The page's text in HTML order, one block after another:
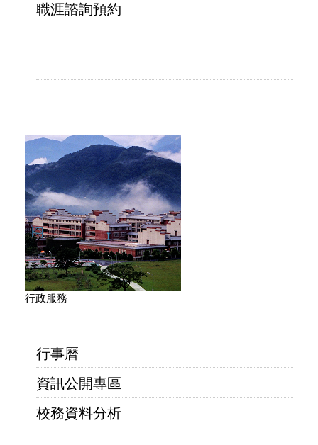
職涯諮詢預約
行政服務
行事曆
資訊公開專區
校務資料分析